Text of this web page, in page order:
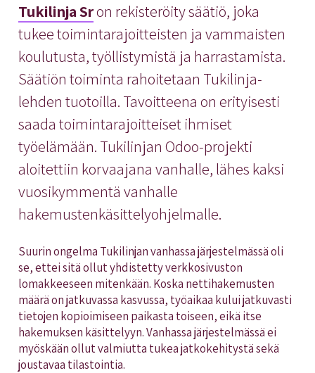
Tukilinja Sron rekisteröity säätiö, joka
tukee toimintarajoitteisten ja vammaisten
koulutusta, työllistymistä ja harrastamista.
Säätiön toiminta rahoitetaan Tukilinja-
lehden tuotoilla. Tavoitteena on erityisesti
saada toimintarajoitteiset ihmiset
työelämään. Tukilinjan Odoo-projekti
aloitettiin korvaajana vanhalle, lähes kaksi
vuosikymmentä vanhalle
hakemustenkäsittelyohjelmalle.
Suurin ongelma Tukilinjan vanhassa järjestelmässä oli
se, ettei sitä ollut yhdistetty verkkosivuston
lomakkeeseen mitenkään. Koska nettihakemusten
määrä on jatkuvassa kasvussa, työaikaa kului jatkuvasti
tietojen kopioimiseen paikasta toiseen, eikä itse
hakemuksen käsittelyyn. Vanhassa järjestelmässä ei
myöskään ollut valmiutta tukea jatkokehitystä sekä
joustavaa tilastointia.